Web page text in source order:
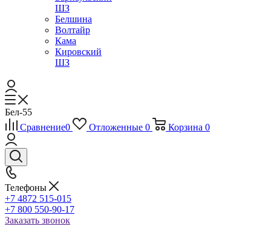
ШЗ
Белшина
Волтайр
Кама
Кировский
ШЗ
Бел-55
Сравнение0 Отложенные 0 Корзина 0
Телефоны
+7 4872 515-015
+7 800 550-90-17
Заказать звонок